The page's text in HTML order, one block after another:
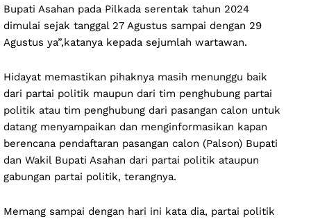
Bupati Asahan pada Pilkada serentak tahun 2024
dimulai sejak tanggal 27 Agustus sampai dengan 29
Agustus ya”,katanya kepada sejumlah wartawan.
Hidayat memastikan pihaknya masih menunggu baik
dari partai politik maupun dari tim penghubung partai
politik atau tim penghubung dari pasangan calon untuk
datang menyampaikan dan menginformasikan kapan
berencana pendaftaran pasangan calon (Palson) Bupati
dan Wakil Bupati Asahan dari partai politik ataupun
gabungan partai politik, terangnya.
Memang sampai dengan hari ini kata dia, partai politik